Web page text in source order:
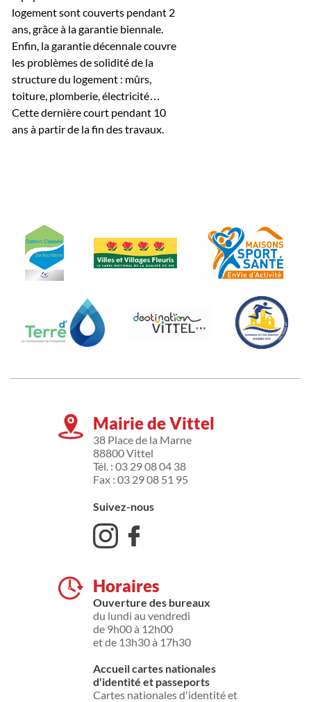
logement sont couverts pendant 2
ans, grâce à la garantie biennale.
Enfin, la garantie décennale couvre
les problèmes de solidité de la
structure du logement : mûrs,
toiture, plomberie, électricité…
Cette dernière court pendant 10
ans à partir de la fin des travaux.
Mairie de Vittel
38 Place de la Marne
88800 Vittel
Tél. : 03 29 08 04 38
Fax : 03 29 08 51 95
Suivez-nous
Horaires
Ouverture des bureaux
du lundi au vendredi
de 9h00 à 12h00
et de 13h30 à 17h30
Accueil cartes nationales
d'identité et passeports
Cartes nationales d'identité et